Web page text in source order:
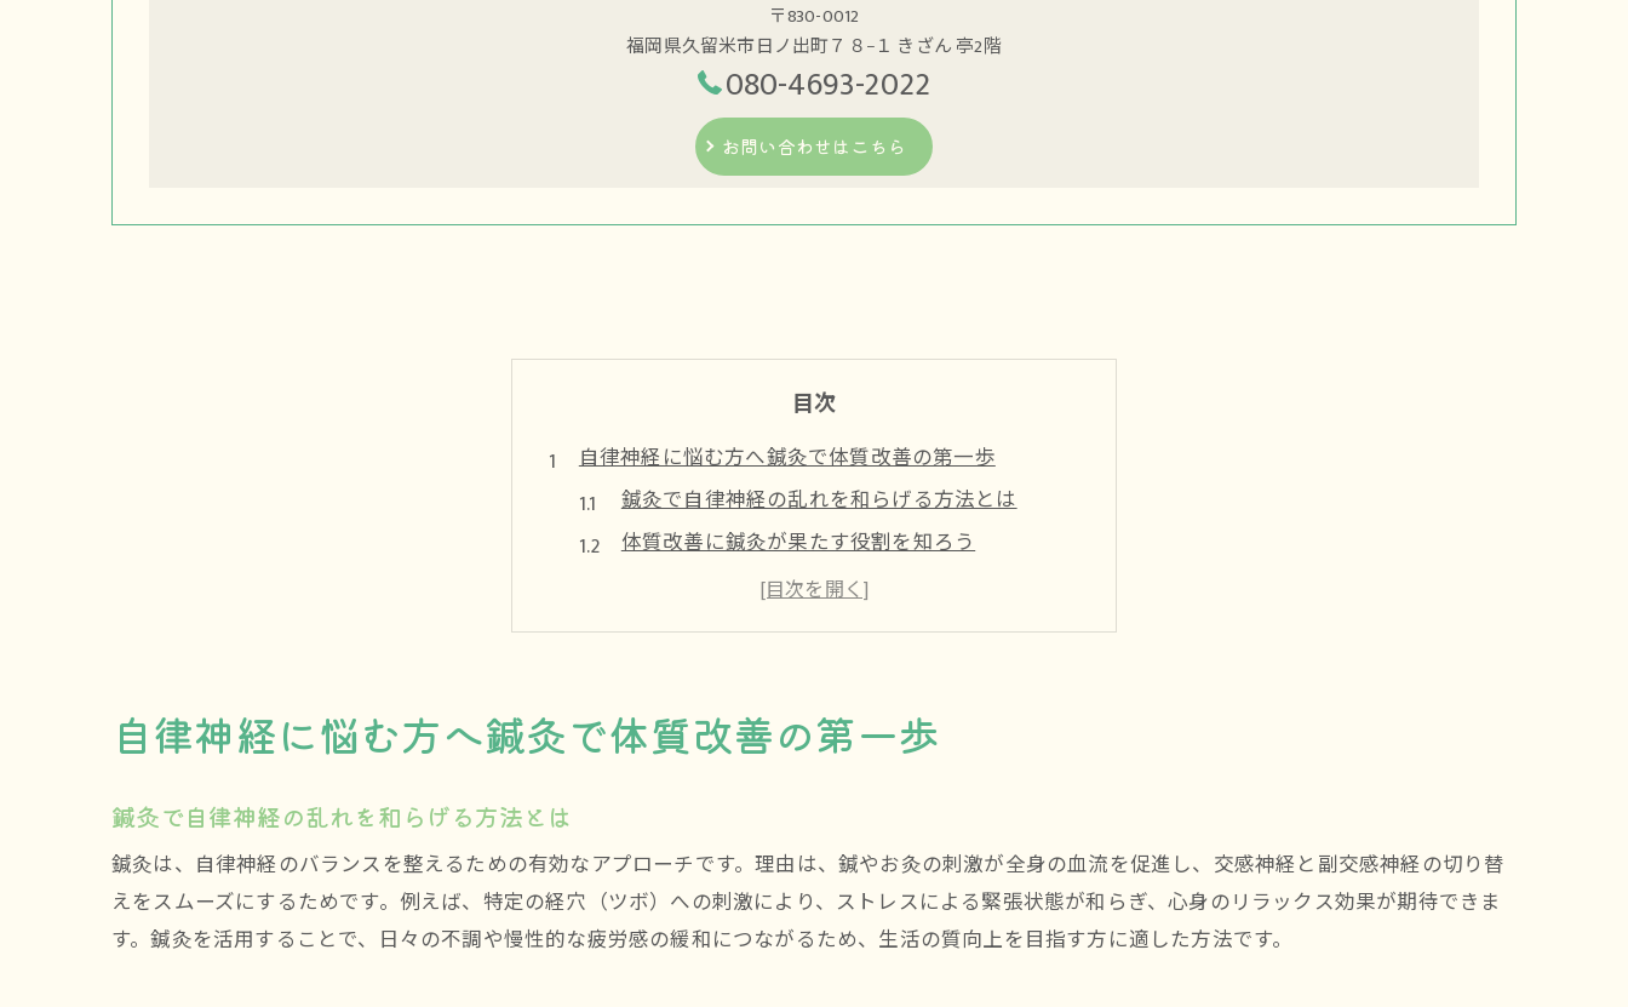
〒830-0012
福岡県久留米市日ノ出町７８−１ きざん 亭2階
080-4693-2022
お問い合わせはこちら
目次
自律神経に悩む方へ鍼灸で体質改善の第一歩
鍼灸で自律神経の乱れを和らげる方法とは
体質改善に鍼灸が果たす役割を知ろう
久留米市で注目の鍼灸と自律神経ケア
自律神経失調症と鍼灸の効果的な関係
鍼灸で新しい体質改善の一歩を踏み出す
ストレス時代に活きる鍼灸の自律神経ケア術
ストレス社会に対応する鍼灸の活用法
鍼灸によるリラクゼーション効果の実際
自律神経に悩む方へ鍼灸で体質改善の第一歩
鍼灸で自律神経の乱れを和らげる方法とは
鍼灸は、自律神経のバランスを整えるための有効なアプローチです。理由は、鍼やお灸の刺激が全身の血流を促進し、交感神経と副交感神経の切り替
えをスムーズにするためです。例えば、特定の経穴（ツボ）への刺激により、ストレスによる緊張状態が和らぎ、心身のリラックス効果が期待できま
す。鍼灸を活用することで、日々の不調や慢性的な疲労感の緩和につながるため、生活の質向上を目指す方に適した方法です。